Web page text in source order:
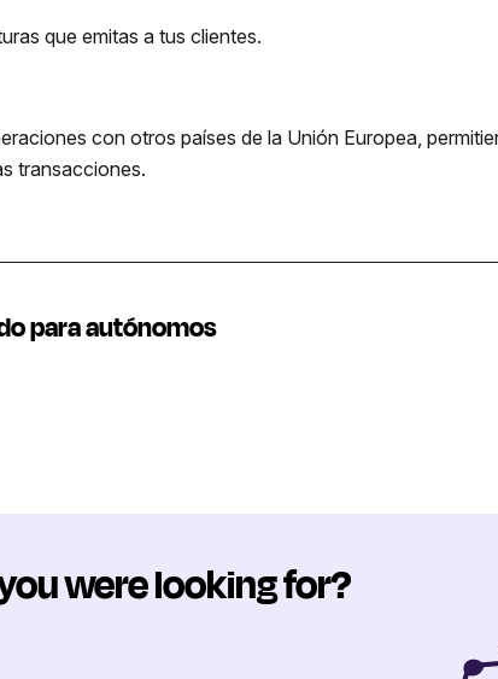
que emitas a tus clientes.
con otros países de la Unión Europea,
transacciones.
para autónomos
were looking for?